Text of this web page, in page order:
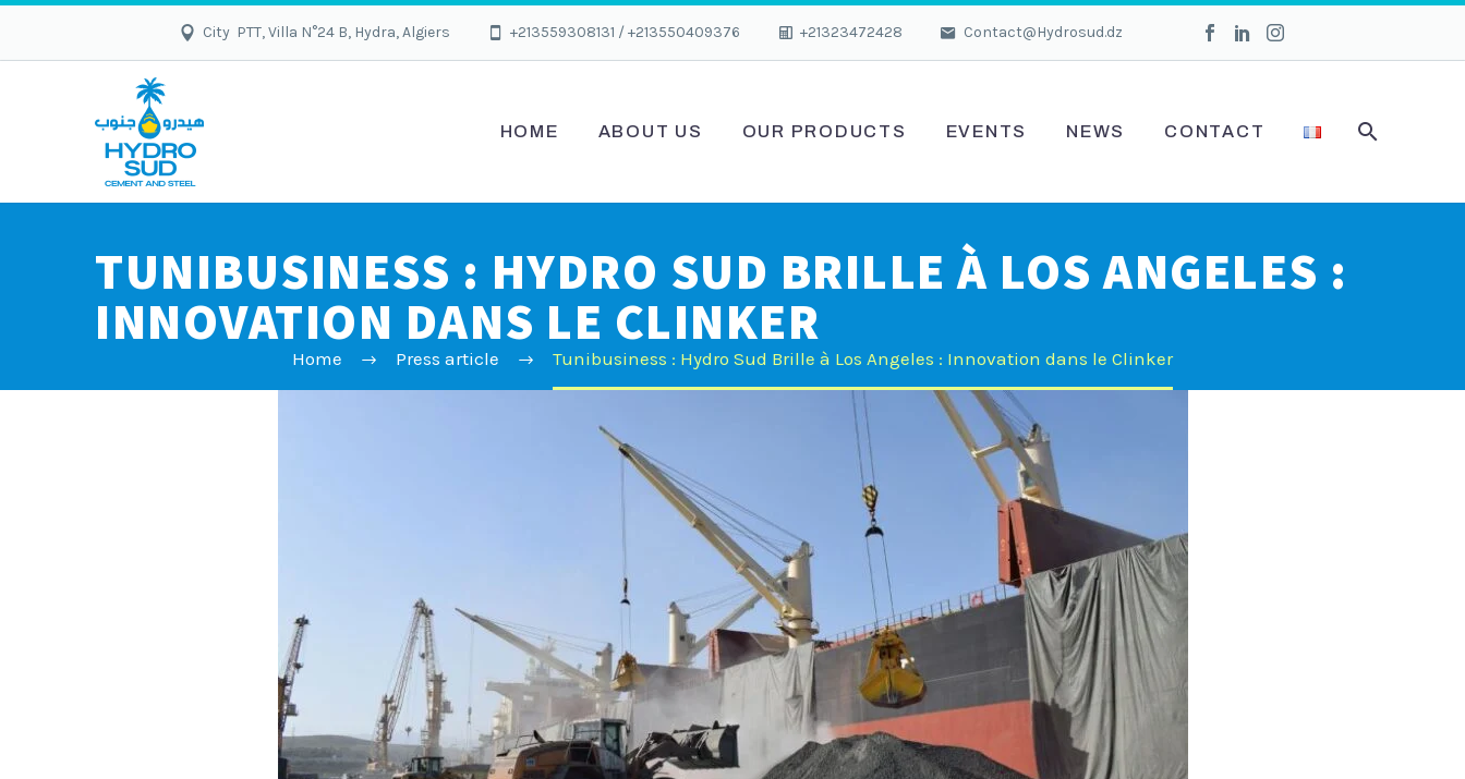
City PTT, Villa N°24 B, Hydra, Algiers +213559308131 / +213550409376 +21323472428 Contact@Hydrosud.dz
HOME ABOUT US OUR PRODUCTS EVENTS NEWS CONTACT
TUNIBUSINESS : HYDRO SUD BRILLE À LOS ANGELES :
INNOVATION DANS LE CLINKER
Home Press article Tunibusiness : Hydro Sud Brille à Los Angeles : Innovation dans le Clinker